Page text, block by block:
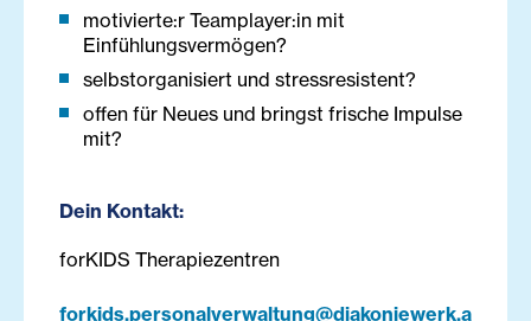
motivierte:r Teamplayer:in mit
Einfühlungsvermögen?
selbstorganisiert und stressresistent?
offen für Neues und bringst frische Impulse
mit?
Dein Kontakt:
forKIDS Therapiezentren
forkids.personalverwaltung@diakoniewerk.a